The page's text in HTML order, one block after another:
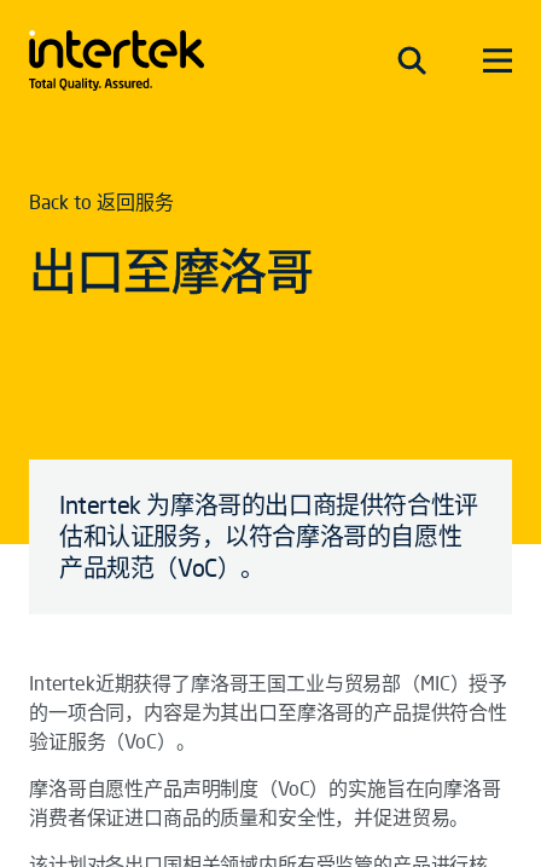
Back to 返回服务
出口至摩洛哥
Intertek 为摩洛哥的出口商提供符合性评
估和认证服务，以符合摩洛哥的自愿性
产品规范（VoC）。
Intertek近期获得了摩洛哥王国工业与贸易部（MIC）授予
的一项合同，内容是为其出口至摩洛哥的产品提供符合性
验证服务（VoC）。
摩洛哥自愿性产品声明制度（VoC）的实施旨在向摩洛哥
消费者保证进口商品的质量和安全性，并促进贸易。